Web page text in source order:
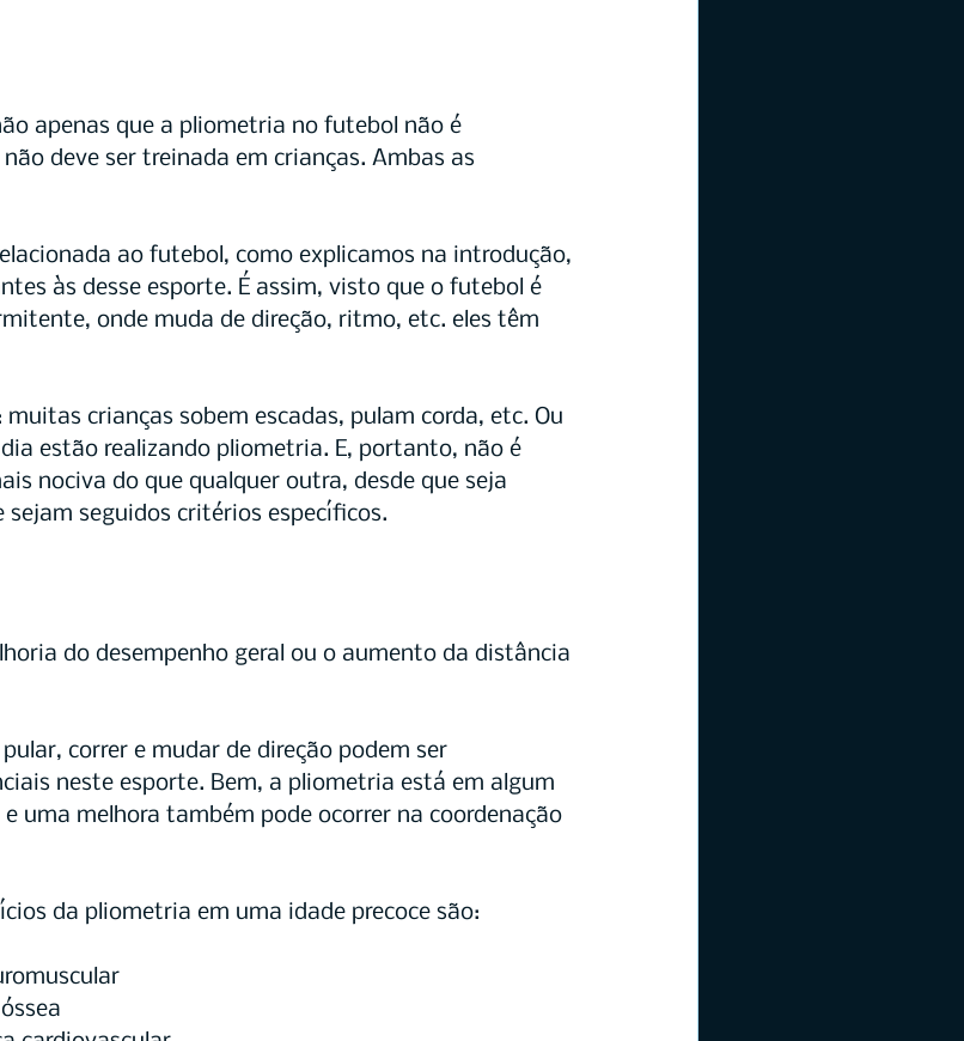
apenas que a pliometria no futebol não é
deve ser treinada em crianças. Ambas as
ao futebol, como explicamos na introdução,
às desse esporte. É assim, visto que o futebol é
onde muda de direção, ritmo, etc. eles têm
muitas crianças sobem escadas, pulam corda, etc. Ou
estão realizando pliometria. E, portanto, não é
nociva do que qualquer outra, desde que seja
seguidos critérios específicos.
do desempenho geral ou o aumento da distância
correr e mudar de direção podem ser
neste esporte. Bem, a pliometria está em algum
uma melhora também pode ocorrer na coordenação
da pliometria em uma idade precoce são: